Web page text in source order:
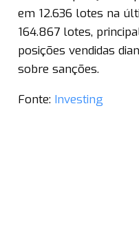
em 12.636 lotes na
164.867 lotes,
posições vendidas
sobre sanções.
Fonte: Investing